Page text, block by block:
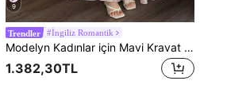
9
Trendler #İngiliz Romantik
Modelyn Kadınlar için Mavi Kravat Yakalı, Büzgülü Bel Detaylı Elbise, İlkbahar ve Sonbahar Dış Giyim İçin Uygundur
1.382,30TL